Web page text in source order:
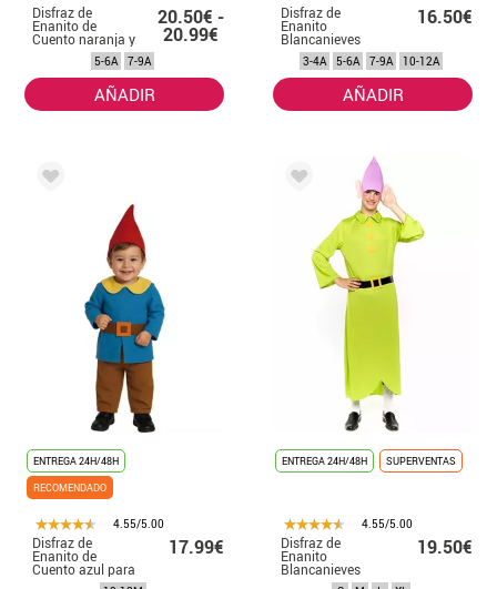
Disfraz de
Enanito de
Cuento naranja y
verde para niños
20.50€ -
20.99€
5-6A 7-9A
AÑADIR
Disfraz de
Enanito
Blancanieves
verde para niño
16.50€
3-4A 5-6A 7-9A 10-12A
AÑADIR
ENTREGA 24H/48H
RECOMENDADO
4.55/5.00
Disfraz de
Enanito de
Cuento azul para
17.99€
ENTREGA 24H/48H SUPERVENTAS
4.55/5.00
Disfraz de
Enanito
Blancanieves
verde para
19.50€